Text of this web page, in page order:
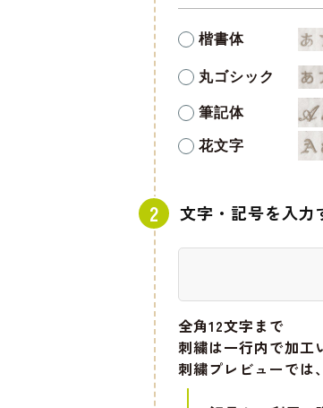
楷書体
丸ゴシック
筆記体
花文字
文字・記号を入力
全角12文字 まで
刺繍は一行内で加工
刺繍プレビューでは